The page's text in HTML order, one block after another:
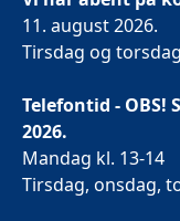
11. august 2026.
Tirsdag og
Telefontid - OBS!
2026.
Mandag kl. 13-14
Tirsdag, onsdag,